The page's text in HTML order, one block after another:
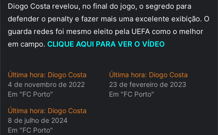
Diogo Costa revelou, no final do jogo, o segredo para
defender o penalty e fazer mais uma excelente exibição. O
guarda redes foi mesmo eleito pela UEFA como o melhor
em campo. CLIQUE AQUI PARA VER O VÍDEO
Última hora: Diogo Costa
4 de novembro de 2022
Em "FC Porto"
Última hora: Diogo Costa
23 de fevereiro de 2023
Em "FC Porto"
Última hora: Diogo Costa
8 de julho de 2024
Em "FC Porto"